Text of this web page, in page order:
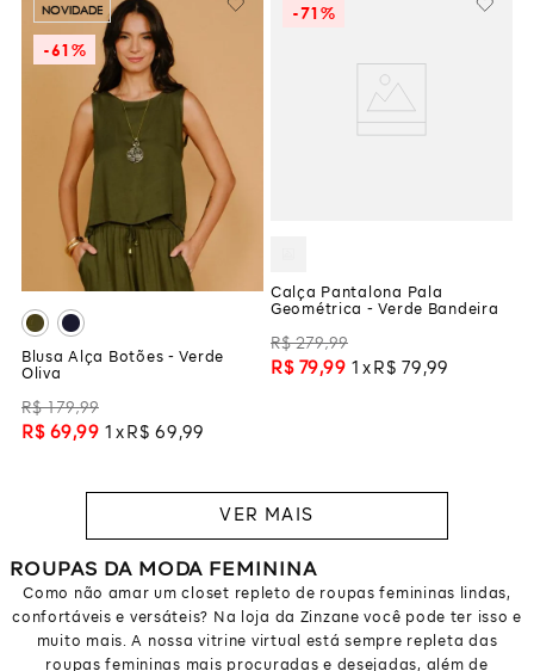
NOVIDADE
-61%
Blusa Alça Botões - Verde
Oliva
R$ 179,99
R$ 69,99 1 R$ 69 ,99
-71%
Calça Pantalona Pala
Geométrica - Verde Bandeira
R$ 279,99
R$ 79,99 1 R$ 79 ,99
ROUPAS DA MODA FEMININA
Como não amar um closet repleto de roupas femininas lindas,
confortáveis e versáteis? Na loja da Zinzane você pode ter isso e
muito mais. A nossa vitrine virtual está sempre repleta das
roupas femininas mais procuradas e desejadas, além de